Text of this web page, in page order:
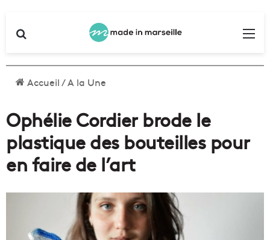
Accueil/A la Une
Ophélie Cordier brode le
plastique des bouteilles pour
en faire de l’art